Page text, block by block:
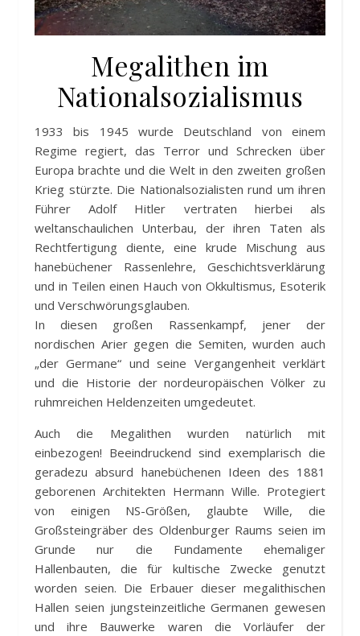
Megalithen im
Nationalsozialismus
1933 bis 1945 wurde Deutschland von einem
Regime regiert, das Terror und Schrecken über
Europa brachte und die Welt in den zweiten großen
Krieg stürzte. Die Nationalsozialisten rund um ihren
Führer Adolf Hitler vertraten hierbei als
weltanschaulichen Unterbau, der ihren Taten als
Rechtfertigung diente, eine krude Mischung aus
hanebüchener Rassenlehre, Geschichtsverklärung
und in Teilen einen Hauch von Okkultismus, Esoterik
und Verschwörungsglauben.
In diesen großen Rassenkampf, jener der
nordischen Arier gegen die Semiten, wurden auch
„der Germane“ und seine Vergangenheit verklärt
und die Historie der nordeuropäischen Völker zu
ruhmreichen Heldenzeiten umgedeutet.
Auch die Megalithen wurden natürlich mit
einbezogen! Beeindruckend sind exemplarisch die
geradezu absurd hanebüchenen Ideen des 1881
geborenen Architekten Hermann Wille. Protegiert
von einigen NS-Größen, glaubte Wille, die
Großsteingräber des Oldenburger Raums seien im
Grunde nur die Fundamente ehemaliger
Hallenbauten, die für kultische Zwecke genutzt
worden seien. Die Erbauer dieser megalithischen
Hallen seien jungsteinzeitliche Germanen gewesen
und ihre Bauwerke waren die Vorläufer der